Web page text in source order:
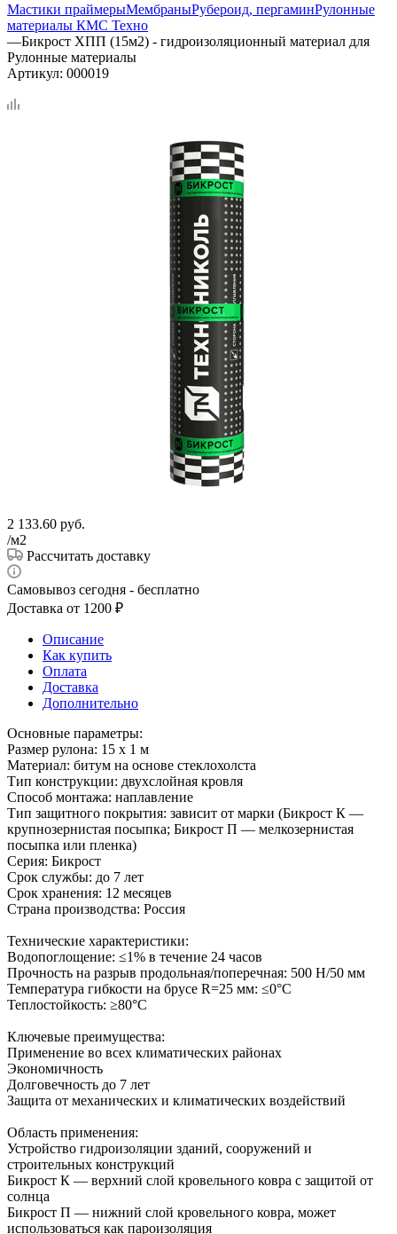
Мастики праймерыМембраныРубероид, пергаминРулонные
материалы КМС Техно
—Бикрост ХПП (15м2) - гидроизоляционный материал для
Рулонные материалы
Артикул: 000019
2 133.60 руб.
/м2
Рассчитать доставку
Самовывоз сегодня - бесплатно
Доставка от 1200 ₽
Описание
Как купить
Оплата
Доставка
Дополнительно
Основные параметры:
Размер рулона: 15 х 1 м
Материал: битум на основе стеклохолста
Тип конструкции: двухслойная кровля
Способ монтажа: наплавление
Тип защитного покрытия: зависит от марки (Бикрост К —
крупнозернистая посыпка; Бикрост П — мелкозернистая
посыпка или пленка)
Серия: Бикрост
Срок службы: до 7 лет
Срок хранения: 12 месяцев
Страна производства: Россия
Технические характеристики:
Водопоглощение: ≤1% в течение 24 часов
Прочность на разрыв продольная/поперечная: 500 Н/50 мм
Температура гибкости на брусе R=25 мм: ≤0°C
Теплостойкость: ≥80°C
Ключевые преимущества:
Применение во всех климатических районах
Экономичность
Долговечность до 7 лет
Защита от механических и климатических воздействий
Область применения:
Устройство гидроизоляции зданий, сооружений и
строительных конструкций
Бикрост К — верхний слой кровельного ковра с защитой от
солнца
Бикрост П — нижний слой кровельного ковра, может
использоваться как пароизоляция